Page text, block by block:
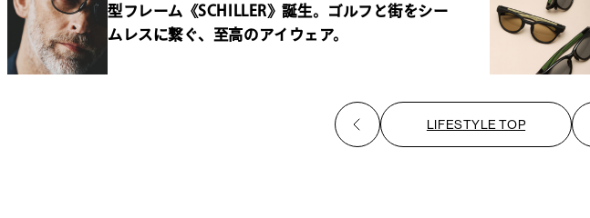
型フレーム《SCHILLER》誕生。ゴルフと街をシー
ムレスに繋ぐ、至高のアイウェア。
LIFESTYLE TOP